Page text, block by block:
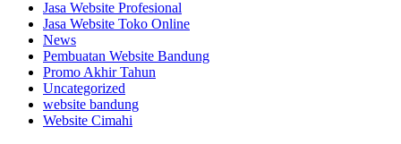
Jasa Website Profesional
Jasa Website Toko Online
News
Pembuatan Website Bandung
Promo Akhir Tahun
Uncategorized
website bandung
Website Cimahi